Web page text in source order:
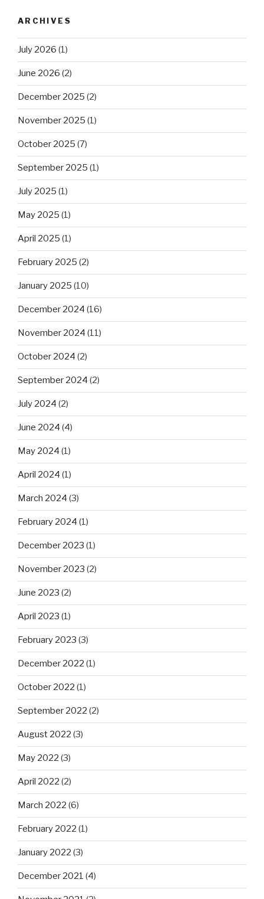
ARCHIVES
July 2026 (1)
June 2026 (2)
December 2025 (2)
November 2025 (1)
October 2025 (7)
September 2025 (1)
July 2025 (1)
May 2025 (1)
April 2025 (1)
February 2025 (2)
January 2025 (10)
December 2024 (16)
November 2024 (11)
October 2024 (2)
September 2024 (2)
July 2024 (2)
June 2024 (4)
May 2024 (1)
April 2024 (1)
March 2024 (3)
February 2024 (1)
December 2023 (1)
November 2023 (2)
June 2023 (2)
April 2023 (1)
February 2023 (3)
December 2022 (1)
October 2022 (1)
September 2022 (2)
August 2022 (3)
May 2022 (3)
April 2022 (2)
March 2022 (6)
February 2022 (1)
January 2022 (3)
December 2021 (4)